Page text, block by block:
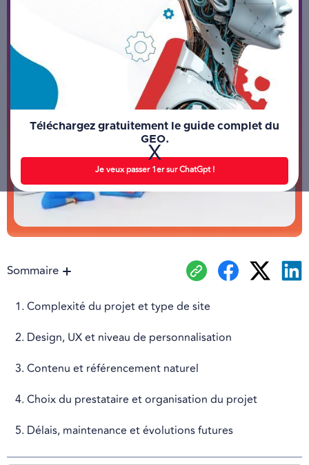
Téléchargez gratuitement le guide complet du
GEO.
Je veux passer 1er sur ChatGpt !
X
Sommaire
1. Complexité du projet et type de site
2. Design, UX et niveau de personnalisation
3. Contenu et référencement naturel
4. Choix du prestataire et organisation du projet
5. Délais, maintenance et évolutions futures